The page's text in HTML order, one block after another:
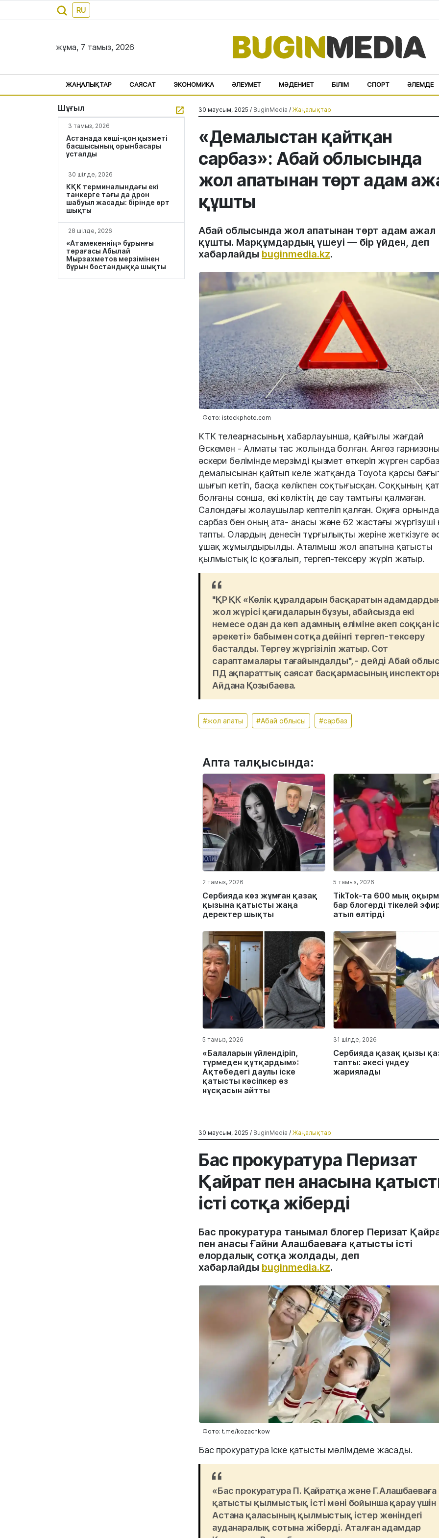
RU
жұма, 7 тамыз, 2026
ЖАҢАЛЫҚТАР САЯСАТ ЭКОНОМИКА ӘЛЕУМЕТ МӘДЕНИЕТ БІЛІМ СПОРТ ӘЛЕМДЕ
Шұғыл
3 тамыз, 2026
Астанада көші-қон қызметі
басшысының орынбасары
ұсталды
30 шілде, 2026
КҚК терминалындағы екі
танкерге тағы да дрон
шабуыл жасады: бірінде өрт
шықты
28 шілде, 2026
«Атамекеннің» бұрынғы
төрағасы Абылай
Мырзахметов мерзімінен
бұрын бостандыққа шықты
30 маусым, 2025 / BuginMedia / Жаңалықтар
«Демалыстан қайтқан
сарбаз»: Абай облысында
жол апатынан төрт адам
құшты
Абай облысында жол апатынан төрт адам ажал
құшты. Марқұмдардың үшеуі — бір үйден, деп
хабарлайды buginmedia.kz.
Фото: istockphoto.com
КТК телеарнасының хабарлауынша, қайғылы жағдай
Өскемен - Алматы тас жолында болған. Аягөз
әскери бөлімінде мерзімді қызмет өткеріп жүрген сарбаз
демалысынан қайтып келе жатқанда Toyota қарсы
шығып кетіп, басқа көлікпен соқтығысқан. Соққының
болғаны сонша, екі көліктің де сау тамтығы қалмаған.
Салондағы жолаушылар кептеліп қалған. Оқиға орнында
сарбаз бен оның ата- анасы және 62 жастағы жүргізуші
тапты. Олардың денесін тұрғылықты жеріне жеткізуге
ұшақ жұмылдырылды. Аталмыш жол апатына қатысты
қылмыстық іс қозғалып, тергеп-тексеру жүріп жатыр.
"ҚР ҚК «Көлiк құралдарын басқаратын
жол жүрісі қағидаларын бұзуы, абайсызда екi
немесе одан да көп адамның өлiмiне әкеп соққан
әрекеті» бабымен сотқа дейінгі тергеп-тексеру
басталды. Тергеу жүргізіліп жатыр. Сот
сараптамалары тағайындалды", - дейді Абай
ПД ақпараттық саясат басқармасының
Айдана Қозыбаева.
#жол апаты #Абай облысы #сарбаз
Апта талқысында:
2 тамыз, 2026
Сербияда көз жұмған қазақ
қызына қатысты жаңа
деректер шықты
5 тамыз, 2026
TikTok-та 600 мың
бар блогерді тікелей
атып өлтірді
5 тамыз, 2026
«Балаларын үйлендіріп,
түрмеден құтқардым»:
Ақтөбедегі даулы іске
қатысты кәсіпкер өз
нұсқасын айтты
31 шілде, 2026
Сербияда қазақ қызы
тапты: әкесі үндеу
жариялады
30 маусым, 2025 / BuginMedia / Жаңалықтар
Бас прокуратура Перизат
Қайрат пен анасына
істі сотқа жіберді
Бас прокуратура танымал блогер Перизат
пен анасы Ғайни Алашбаеваға қатысты істі
елордалық сотқа жолдады, деп
хабарлайды buginmedia.kz.
Фото: t.me/kozachkow
Бас прокуратура іске қатысты мәлімдеме жасады.
«Бас прокуратура П. Қайратқа және Г.Алашбаеваға
қатысты қылмыстық істі мәні бойынша қарау үшін
Астана қаласының қылмыстық істер жөніндегі
ауданаралық сотына жіберді. Аталған адамдар